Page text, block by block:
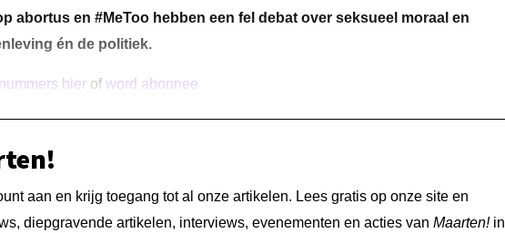
abortus en #MeToo hebben een fel debat over seksueel moraal en
én de politiek.
hier ofword abonnee
aan en krijg toegang tot al onze artikelen. Lees gratis op onze site en
diepgravende artikelen, interviews, evenementen en acties van Maarten!in